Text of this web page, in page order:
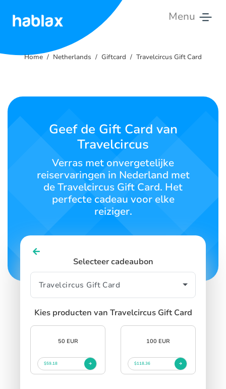
Menu
Tarieven
Contacteer
Nederlands
SIGN UP
Home Netherlands Giftcard Travelcircus Gift Card
Geef de Gift Card van
Travelcircus
Verras met onvergetelijke
reiservaringen in Nederland met
de Travelcircus Gift Card. Het
perfecte cadeau voor elke
reiziger.
Selecteer cadeaubon
Kies producten van Travelcircus Gift Card
50 EUR
$59.18
100 EUR
$118.36